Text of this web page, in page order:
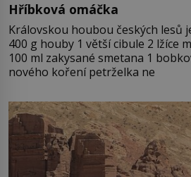
Hříbková omáčka
Královskou houbou českých lesů je
400 g houby 1 větší cibule 2 lžíce
100 ml zakysané smetana 1
nového koření petrželka ne